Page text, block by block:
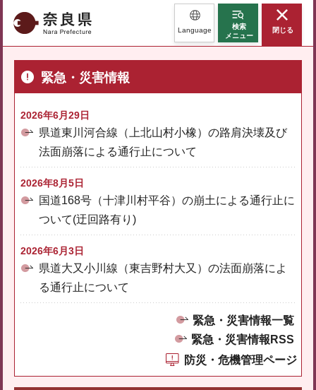
奈良県 Language
検索
メニュー
閉じる
緊急・災害情報
2026年6月29日
県道東川河合線（上北山村小橡）の路肩決壊及び
法面崩落による通行止について
2026年8月5日
国道168号（十津川村平谷）の崩土による通行止に
ついて(迂回路有り)
2026年6月3日
県道大又小川線（東吉野村大又）の法面崩落によ
る通行止について
緊急・災害情報一覧
緊急・災害情報RSS
防災・危機管理ページ